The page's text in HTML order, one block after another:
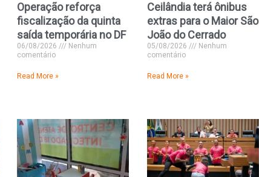
Operação reforça
fiscalização da quinta
saída temporária no DF
06/08/2026
Nenhum
comentário
Read More »
Ceilândia terá ônibus
extras para o Maior São
João do Cerrado
05/08/2026
Nenhum
comentário
Read More »